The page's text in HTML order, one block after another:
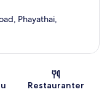
Phayathai,
Restauranter